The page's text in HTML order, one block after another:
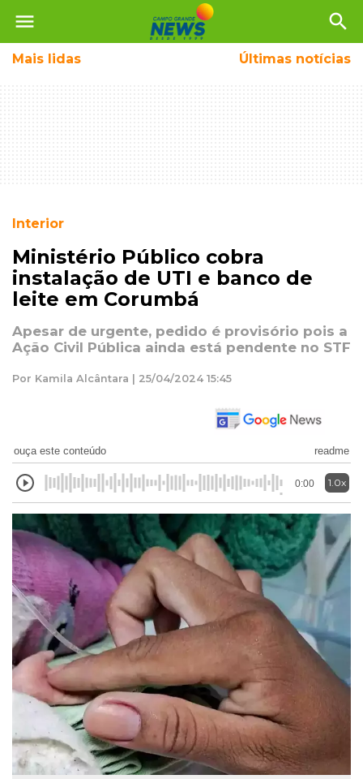
menu search
Mais lidas Últimas notícias
Interior
Ministério Público cobra
instalação de UTI e banco de
leite em Corumbá
Apesar de urgente, pedido é provisório pois a
Ação Civil Pública ainda está pendente no STF
Por Kamila Alcântara | 25/04/2024 15:45
ouça este conteúdo readme
0:00 1.0x